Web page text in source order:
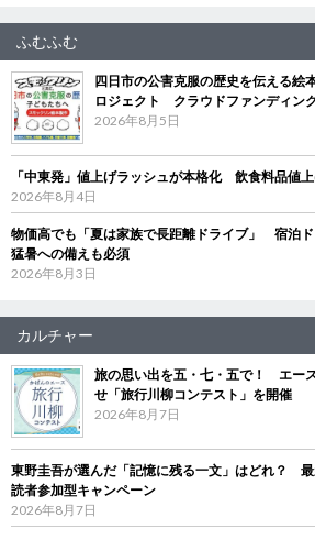
ふむふむ
四日市の公害克服の歴史を伝える絵
ロジェクト クラウドファンディン
2026年8月5日
「中東発」値上げラッシュが本格化 飲食料品値
2026年8月4日
物価高でも「夏は家族で長距離ドライブ」 宿泊ド
猛暑への備えも必須
2026年8月3日
カルチャー
旅の思い出を五・七・五で！ エー
せ「旅行川柳コンテスト」を開催
2026年8月7日
東野圭吾が選んだ「記憶に残る一文」はどれ？
読者参加型キャンペーン
2026年8月7日